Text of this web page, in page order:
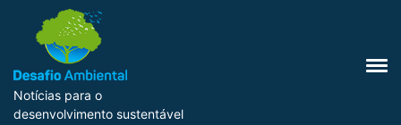
Notícias para o
desenvolvimento sustentável